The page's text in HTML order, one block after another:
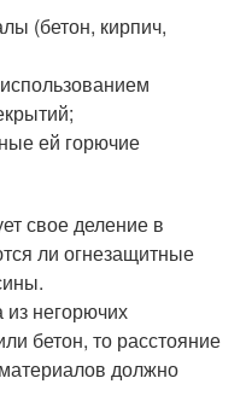
(бетон, кирпич,
ей горючие
свое деление в
ли огнезащитные
негорючих
бетон, то расстояние
должно